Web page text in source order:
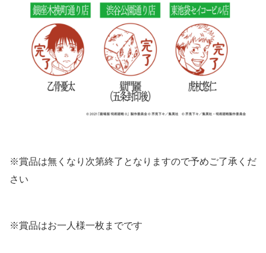
※賞品は無くなり次第終了となりますので予めご了承くだ
さい
※賞品はお一人様一枚までです